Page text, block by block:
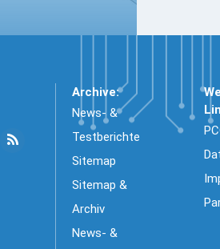
Archive:
News- &
Testberichte
Sitemap
Sitemap &
Archiv
News- &